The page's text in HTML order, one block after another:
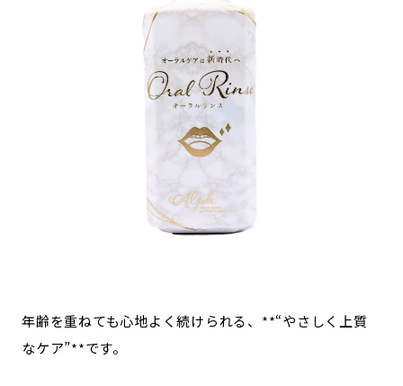
年齢を重ねても心地よく続けられる、**“やさしく上質
なケア”**です。